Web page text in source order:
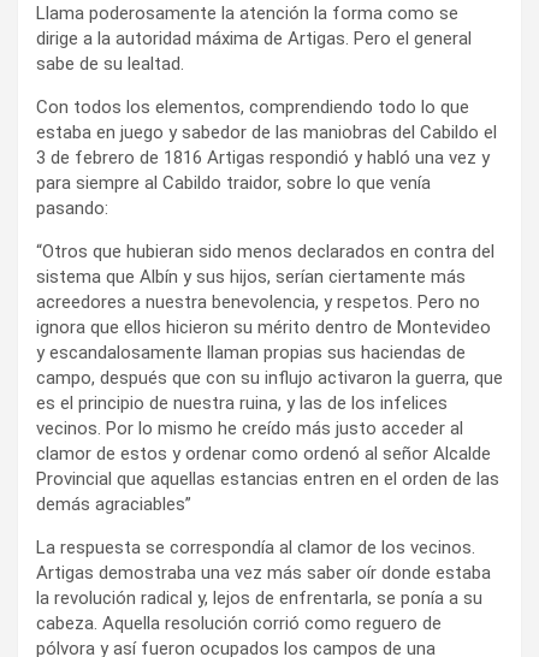
Llama poderosamente la atención la forma como se
dirige a la autoridad máxima de Artigas. Pero el general
sabe de su lealtad.
Con todos los elementos, comprendiendo todo lo que
estaba en juego y sabedor de las maniobras del Cabildo el
3 de febrero de 1816 Artigas respondió y habló una vez y
para siempre al Cabildo traidor, sobre lo que venía
pasando:
“Otros que hubieran sido menos declarados en contra del
sistema que Albín y sus hijos, serían ciertamente más
acreedores a nuestra benevolencia, y respetos. Pero no
ignora que ellos hicieron su mérito dentro de Montevideo
y escandalosamente llaman propias sus haciendas de
campo, después que con su influjo activaron la guerra, que
es el principio de nuestra ruina, y las de los infelices
vecinos. Por lo mismo he creído más justo acceder al
clamor de estos y ordenar como ordenó al señor Alcalde
Provincial que aquellas estancias entren en el orden de las
demás agraciables”
La respuesta se correspondía al clamor de los vecinos.
Artigas demostraba una vez más saber oír donde estaba
la revolución radical y, lejos de enfrentarla, se ponía a su
cabeza. Aquella resolución corrió como reguero de
pólvora y así fueron ocupados los campos de una